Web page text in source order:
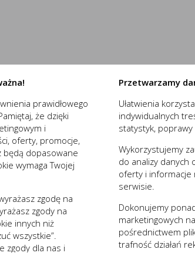
prawidłowego
że dzięki
i
oferty, promocje,
będą dopasowane
wymaga Twojej
zgodę na
zgody na
innych niż
wszystkie”.
zgody dla nas i
Przetwarzamy
Ułatwienia
indywidualnych
statystyk,
Wykorzystujemy
do analizy danych
oferty i informacje
serwisie.
Dokonujemy
marketingowych
pośrednictwem
trafność działań
strona, z której korzystasz, może działać
(1st‑party)
stronie internetowej zapamiętanie
zapewnić Ci większy komfort
funkcjonalne i personalizacyjne pliki
nam rozwijać się i dostosowywać do
uzyskanie informacji w zakresie
plików „cookies” – „sesyjne” oraz
lub wyłączenia oprogramowania
ręcznego usunięcia przez użytkownika.
partnerów operatora strony internetowej,
cookies, ze względu na:
niezbędność do realizacji usługi
Są absolutnie niezbędne do
Są ważne dla działania serwisu: